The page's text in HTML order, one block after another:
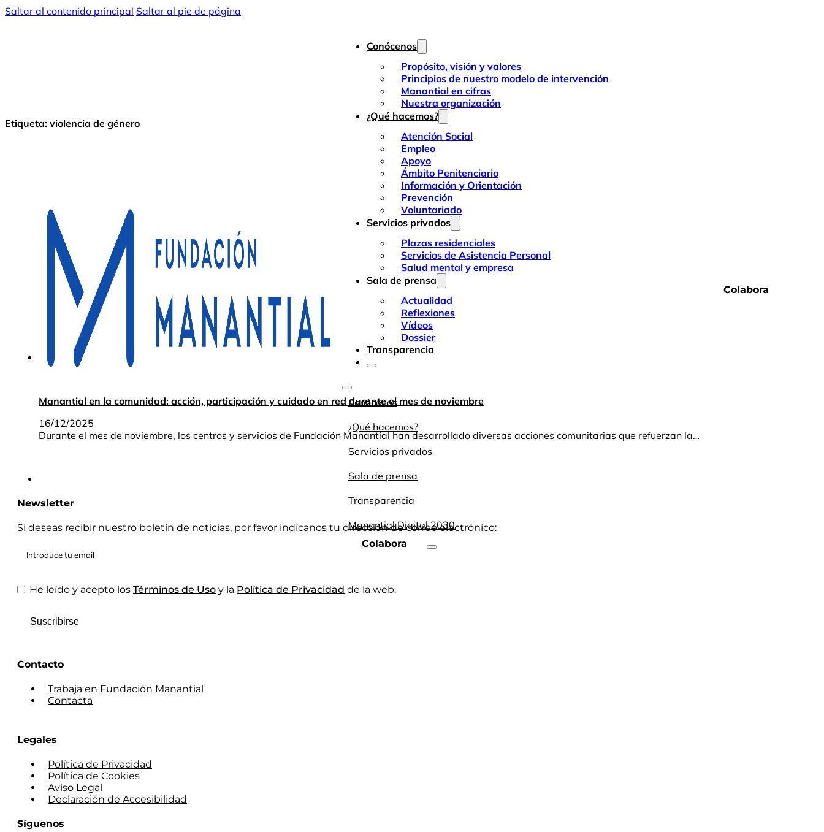
Saltar al contenido principal Saltar al pie de página
Conócenos
Propósito, visión y valores
Principios de nuestro modelo de intervención
Manantial en cifras
Nuestra organización
¿Qué hacemos?
Atención Social
Empleo
Apoyo
Ámbito Penitenciario
Información y Orientación
Prevención
Voluntariado
Servicios privados
Plazas residenciales
Servicios de Asistencia Personal
Salud mental y empresa
Sala de prensa
Actualidad
Reflexiones
Vídeos
Dossier
Transparencia
Conócenos
¿Qué hacemos?
Servicios privados
Sala de prensa
Transparencia
Manantial Digital 2030
Colabora
Colabora
Etiqueta: violencia de género
Manantial en la comunidad: acción, participación y cuidado en red durante el mes de noviembre
16/12/2025
Durante el mes de noviembre, los centros y servicios de Fundación Manantial han desarrollado diversas acciones comunitarias que refuerzan la…
Newsletter
Si deseas recibir nuestro boletín de noticias, por favor indícanos tu dirección de correo electrónico:
He leído y acepto los Términos de Uso y la Política de Privacidad de la web.
Suscribirse
Contacto
Trabaja en Fundación Manantial
Contacta
Legales
Política de Privacidad
Política de Cookies
Aviso Legal
Declaración de Accesibilidad
Síguenos